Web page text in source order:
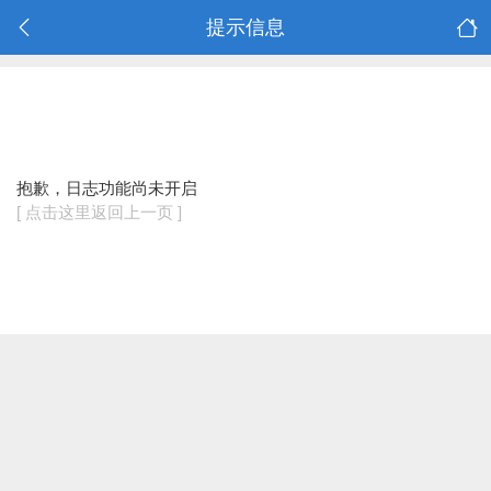
提示信息
抱歉，日志功能尚未开启
[ 点击这里返回上一页 ]